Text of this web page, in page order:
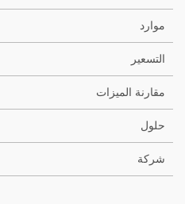
موارد
التسعير
مقارنة الميزات
حلول
شركة